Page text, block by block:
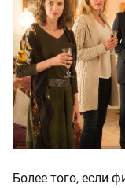
Более того, если